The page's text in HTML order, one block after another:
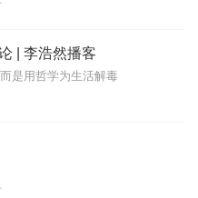
| 李浩然播客
是用哲学为生活解毒